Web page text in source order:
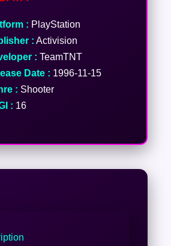
: PlayStation
: Activision
: TeamTNT
Date : 1996-11-15
: Shooter
: 16